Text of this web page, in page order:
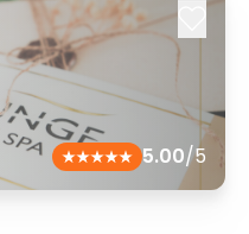
5.00/5